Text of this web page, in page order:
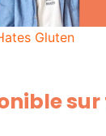
Gluten